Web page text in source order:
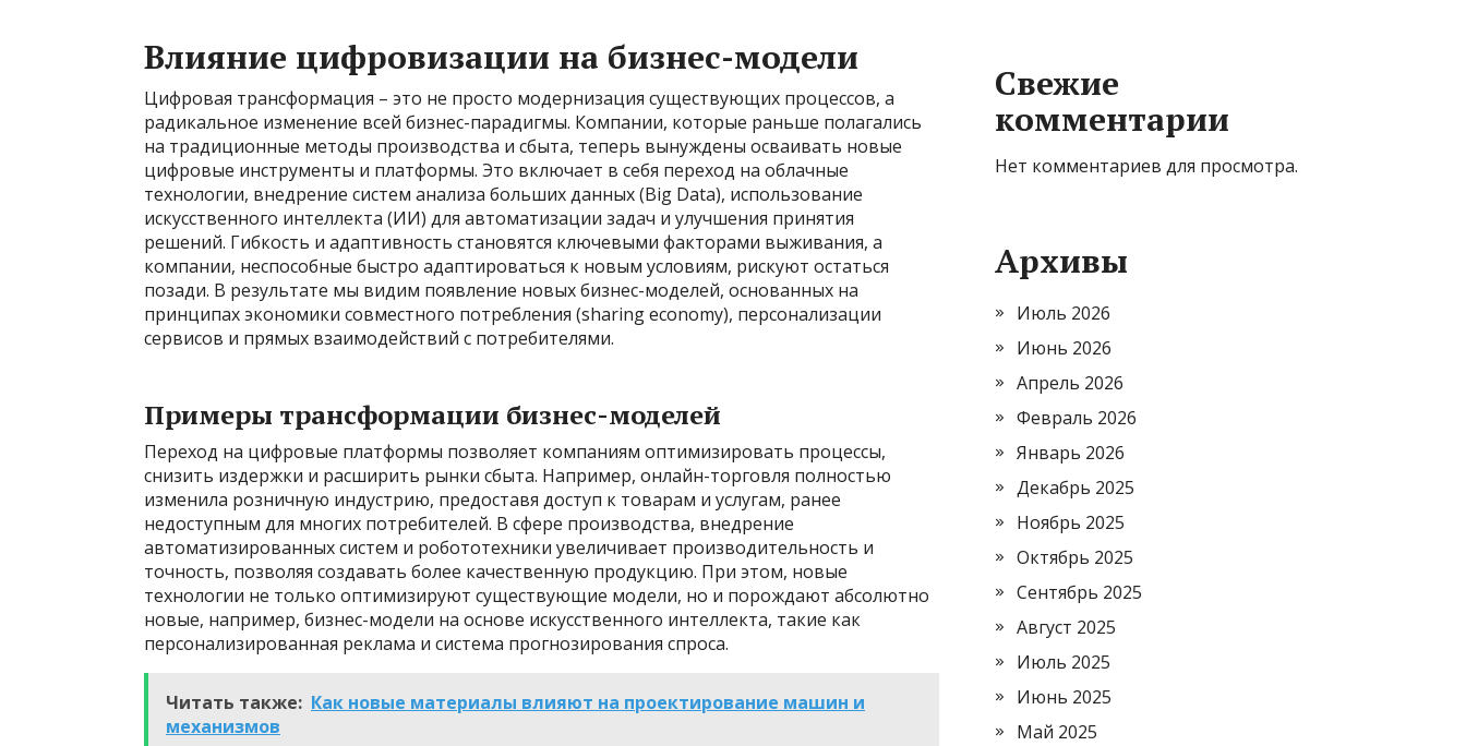
Влияние цифровизации на бизнес-модели
Цифровая трансформация – это не просто модернизация существующих процессов, а
радикальное изменение всей бизнес-парадигмы. Компании, которые раньше полагались
на традиционные методы производства и сбыта, теперь вынуждены осваивать новые
цифровые инструменты и платформы. Это включает в себя переход на облачные
технологии, внедрение систем анализа больших данных (Big Data), использование
искусственного интеллекта (ИИ) для автоматизации задач и улучшения принятия
решений. Гибкость и адаптивность становятся ключевыми факторами выживания, а
компании, неспособные быстро адаптироваться к новым условиям, рискуют остаться
позади. В результате мы видим появление новых бизнес-моделей, основанных на
принципах экономики совместного потребления (sharing economy), персонализации
сервисов и прямых взаимодействий с потребителями.
Примеры трансформации бизнес-моделей
Переход на цифровые платформы позволяет компаниям оптимизировать процессы,
снизить издержки и расширить рынки сбыта. Например, онлайн-торговля полностью
изменила розничную индустрию, предоставя доступ к товарам и услугам, ранее
недоступным для многих потребителей. В сфере производства, внедрение
автоматизированных систем и робототехники увеличивает производительность и
точность, позволяя создавать более качественную продукцию. При этом, новые
технологии не только оптимизируют существующие модели, но и порождают абсолютно
новые, например, бизнес-модели на основе искусственного интеллекта, такие как
персонализированная реклама и система прогнозирования спроса.
Читать также: Как новые материалы влияют на проектирование машин и
механизмов
Свежие
комментарии
Нет комментариев для просмотра.
Архивы
Июль 2026
Июнь 2026
Апрель 2026
Февраль 2026
Январь 2026
Декабрь 2025
Ноябрь 2025
Октябрь 2025
Сентябрь 2025
Август 2025
Июль 2025
Июнь 2025
Май 2025